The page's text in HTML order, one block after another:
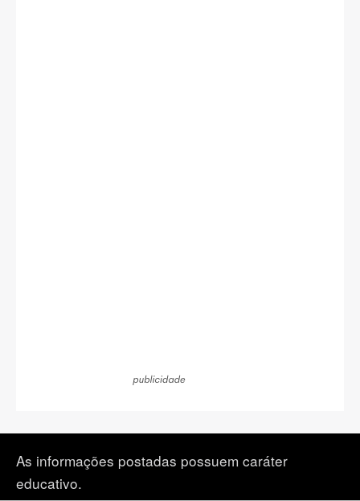
As informações postadas possuem caráter
educativo.